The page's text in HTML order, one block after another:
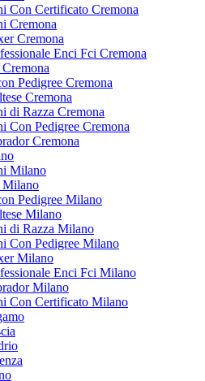
Con Certificato Cremona
Cremona
Cremona
Enci Fci Cremona
Pedigree Cremona
Cremona
di Razza Cremona
Con Pedigree Cremona
Cremona
Milano
Milano
Pedigree Milano
Milano
di Razza Milano
Con Pedigree Milano
Milano
Enci Fci Milano
Milano
Con Certificato Milano